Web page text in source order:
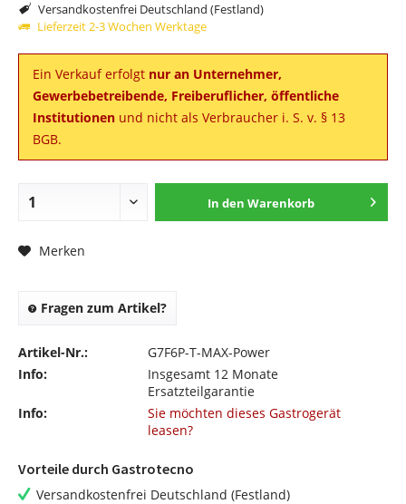
Versandkostenfrei Deutschland (Festland)
Lieferzeit 2-3 Wochen Werktage
Ein Verkauf erfolgt nur an Unternehmer,
Gewerbebetreibende, Freiberuflicher, öffentliche
Institutionen und nicht als Verbraucher i. S. v. § 13
BGB.
In den Warenkorb
Merken
Fragen zum Artikel?
Artikel-Nr.:
G7F6P-T-MAX-Power
Info:
Insgesamt 12 Monate
Ersatzteilgarantie
Info:
Sie möchten dieses Gastrogerät
leasen?
Vorteile durch Gastrotecno
Versandkostenfrei Deutschland (Festland)